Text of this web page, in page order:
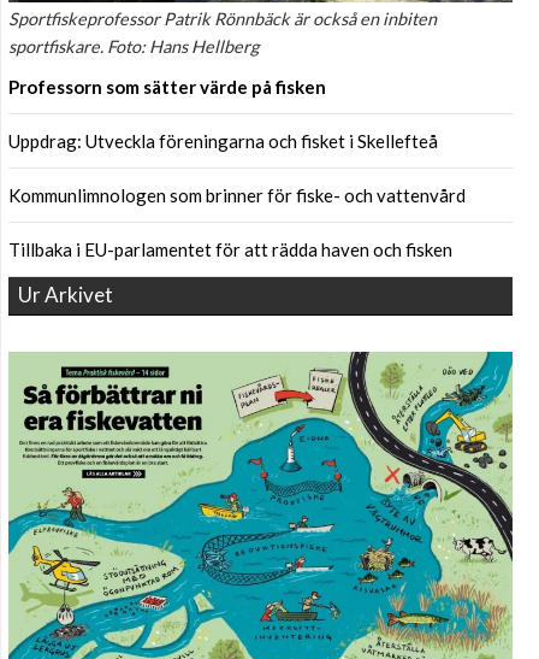
Sportfiskeprofessor Patrik Rönnbäck är också en inbiten
sportfiskare. Foto: Hans Hellberg
Professorn som sätter värde på fisken
Uppdrag: Utveckla föreningarna och fisket i Skellefteå
Kommunlimnologen som brinner för fiske- och vattenvård
Tillbaka i EU-parlamentet för att rädda haven och fisken
Ur Arkivet